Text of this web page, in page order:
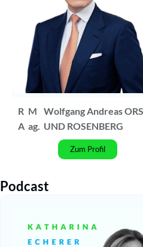
R
A
M
ag.
Wolfgang Andreas
UND ROSENBERG
Zum Profil
Podcast